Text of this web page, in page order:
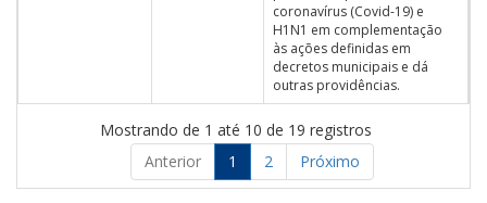
coronavírus (Covid-19) e
H1N1 em complementação
às ações definidas em
decretos municipais e dá
outras providências.
Mostrando de 1 até 10 de 19 registros
Anterior
1 2 Próximo